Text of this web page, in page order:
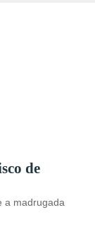
de
a madrugada